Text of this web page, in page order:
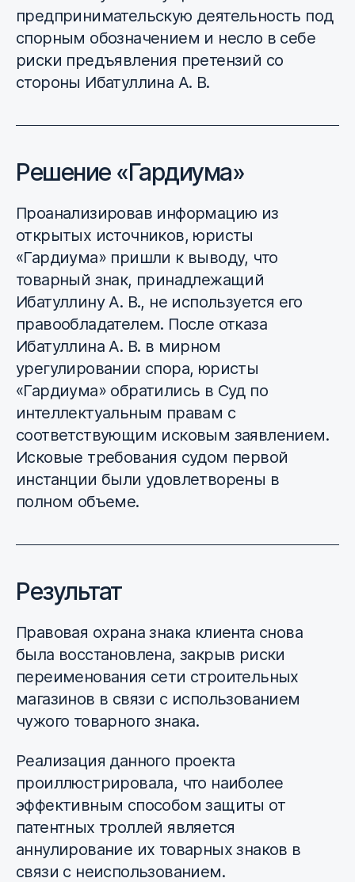
предпринимательскую деятельность под
спорным обозначением и несло в себе
риски предъявления претензий со
стороны Ибатуллина А. В.
Решение «Гардиума»
Проанализировав информацию из
открытых источников, юристы
«Гардиума» пришли к выводу, что
товарный знак, принадлежащий
Ибатуллину А. В., не используется его
правообладателем. После отказа
Ибатуллина А. В. в мирном
урегулировании спора, юристы
«Гардиума» обратились в Суд по
интеллектуальным правам с
соответствующим исковым заявлением.
Исковые требования судом первой
инстанции были удовлетворены в
полном объеме.
Результат
Правовая охрана знака клиента снова
была восстановлена, закрыв риски
переименования сети строительных
магазинов в связи с использованием
чужого товарного знака.
Реализация данного проекта
проиллюстрировала, что наиболее
эффективным способом защиты от
патентных троллей является
аннулирование их товарных знаков в
связи с неиспользованием.